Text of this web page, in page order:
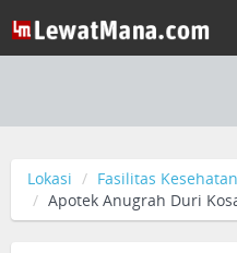
Lokasi Fasilitas Kesehatan
Apotek Anugrah Duri